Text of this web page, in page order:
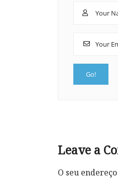
Leave a
O seu